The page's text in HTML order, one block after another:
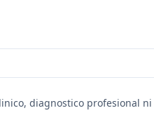
diagnostico profesional